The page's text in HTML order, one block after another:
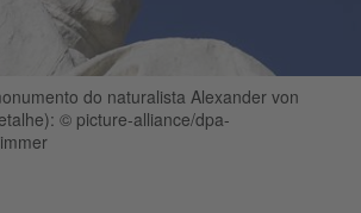
do naturalista Alexander von
© picture-alliance/dpa-